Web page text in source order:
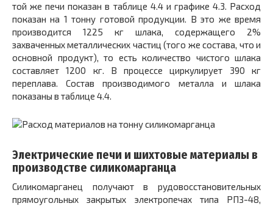
той же печи показан в таблице 4.4 и графике 4.3. Расход
показан на 1 тонну готовой продукции. В это же время
производится 1225 кг шлака, содержащего 2%
захваченных металлических частиц (того же состава, что и
основной продукт), то есть количество чистого шлака
составляет 1200 кг. В процессе циркулирует 390 кг
переплава. Состав производимого металла и шлака
показаны в таблице 4.4.
Электрические печи и шихтовые материалы в
производстве силикомарганца
Силикомарганец получают в рудовосстановительных
прямоугольных закрытых электропечах типа РПЗ-48,